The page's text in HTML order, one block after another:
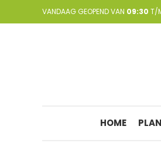
VANDAAG GEOPEND VAN 09:30 T/
HOME